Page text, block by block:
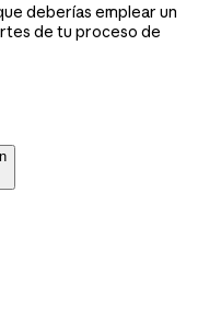
deberías emplear un
de tu proceso de